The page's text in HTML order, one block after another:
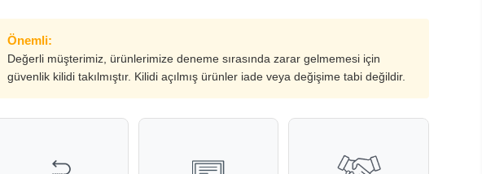
Önemli:
Değerli müşterimiz, ürünlerimize deneme sırasında zarar gelmemesi için
güvenlik kilidi takılmıştır. Kilidi açılmış ürünler iade veya değişime tabi değildir.